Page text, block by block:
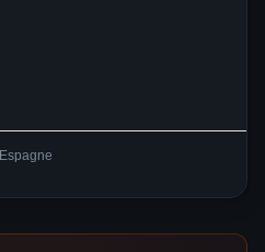
Espagne